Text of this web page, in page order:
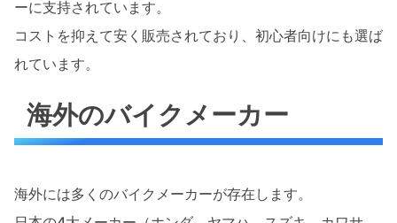
ーに支持されています。
コストを抑えて安く販売されており、初心者向けにも選ば
れています。
海外のバイクメーカー
海外には多くのバイクメーカーが存在します。